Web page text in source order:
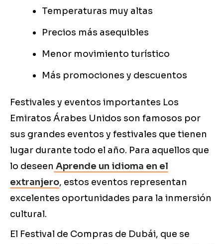
Temperaturas muy altas
Precios más asequibles
Menor movimiento turístico
Más promociones y descuentos
Festivales y eventos importantes Los
Emiratos Árabes Unidos son famosos por
sus grandes eventos y festivales que tienen
lugar durante todo el año. Para aquellos que
lo deseen Aprende un idioma en el
extranjero, estos eventos representan
excelentes oportunidades para la inmersión
cultural.
El Festival de Compras de Dubái, que se